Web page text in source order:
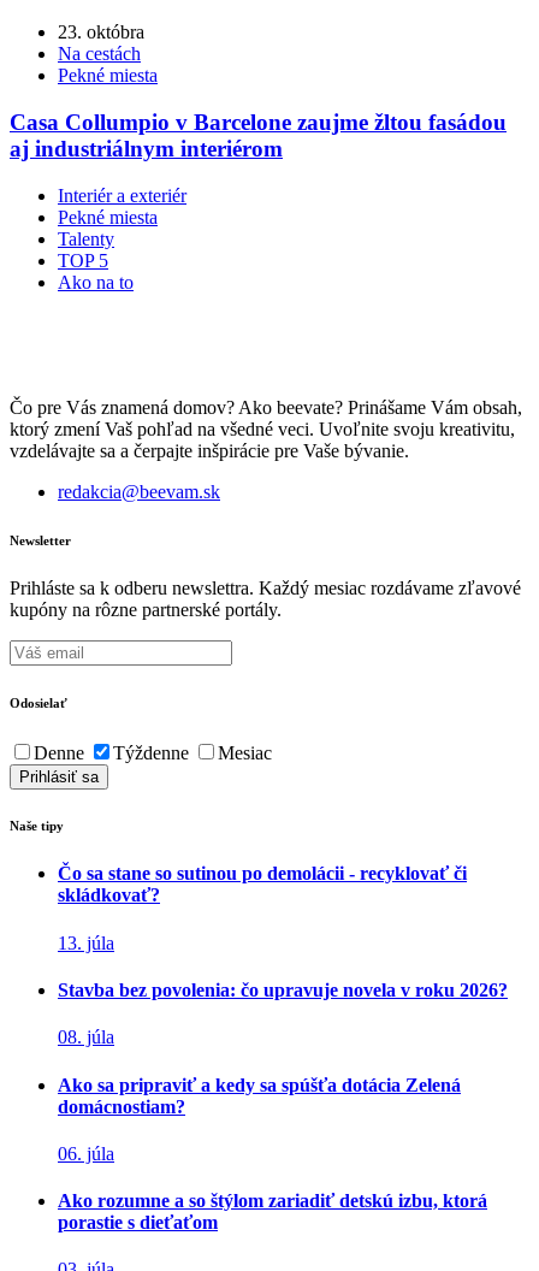
23. októbra
Na cestách
Pekné miesta
Casa Collumpio v Barcelone zaujme žltou fasádou
aj industriálnym interiérom
Interiér a exteriér
Pekné miesta
Talenty
TOP 5
Ako na to
Čo pre Vás znamená domov? Ako beevate? Prinášame Vám obsah,
ktorý zmení Vaš pohľad na všedné veci. Uvoľnite svoju kreativitu,
vzdelávajte sa a čerpajte inšpirácie pre Vaše bývanie.
redakcia@beevam.sk
Newsletter
Prihláste sa k odberu newslettra. Každý mesiac rozdávame zľavové
kupóny na rôzne partnerské portály.
Odosielať
Denne Týždenne Mesiac
Naše tipy
Čo sa stane so sutinou po demolácii - recyklovať či
skládkovať?
13. júla
Stavba bez povolenia: čo upravuje novela v roku 2026?
08. júla
Ako sa pripraviť a kedy sa spúšťa dotácia Zelená
domácnostiam?
06. júla
Ako rozumne a so štýlom zariadiť detskú izbu, ktorá
porastie s dieťaťom